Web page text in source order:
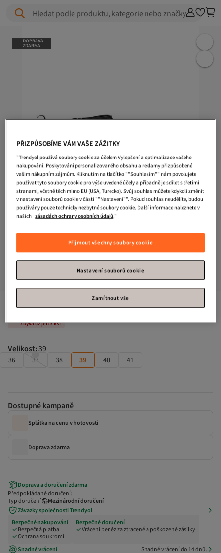
Hledat podle produktu, kategorie nebo značky
DOPRAVA
ZDARMA
Cityfunc Ultra Mini 1158193 -Blk
Zbývá už jen 3 ks!
Velikost:39
36 37 38 39 40 41
Dostupné kampaně
Splátka na cenu v hotovosti
Doprava zdarma
Doprava a doručení zdarma
Předpokládané doručení:
Typ doručení
Mezinárodní doručení
Závazky společnosti Trendyol
Bezpečné nakupování
Bezpečná platba
Ochrana soukromí
Bezpečné doručení
Vrácení peněz za ztracené a poškozené zásilky
Snadné vrácení Snadné vrácení do 14 dnů.
PŘIZPŮSOBÍME VÁM VAŠE ZÁŽITKY
"Trendyol používá soubory cookie za účelem Vylepšení a optimalizace vašeho
nakupování. Poskytování personalizovaného obsahu a reklamy přizpůsobené
vašim nákupním zájmům. Kliknutím na tlačítko ""Souhlasím"" nám povolujete
používat tyto soubory cookie pro výše uvedené účely a případně je sdílet s třetími
stranami, včetně těch mimo EU (USA, Turecko). Svůj souhlas můžete kdykoli změnit
v nastavení souborů cookie v části ""Nastavení"". Pokud souhlas neudělíte, budou
používány pouze technicky nezbytné soubory cookie. Další informace naleznete v
našich zásadách ochrany osobních údajů."
Přijmout všechny soubory cookie
Nastavení souborů cookie
Zamítnout vše